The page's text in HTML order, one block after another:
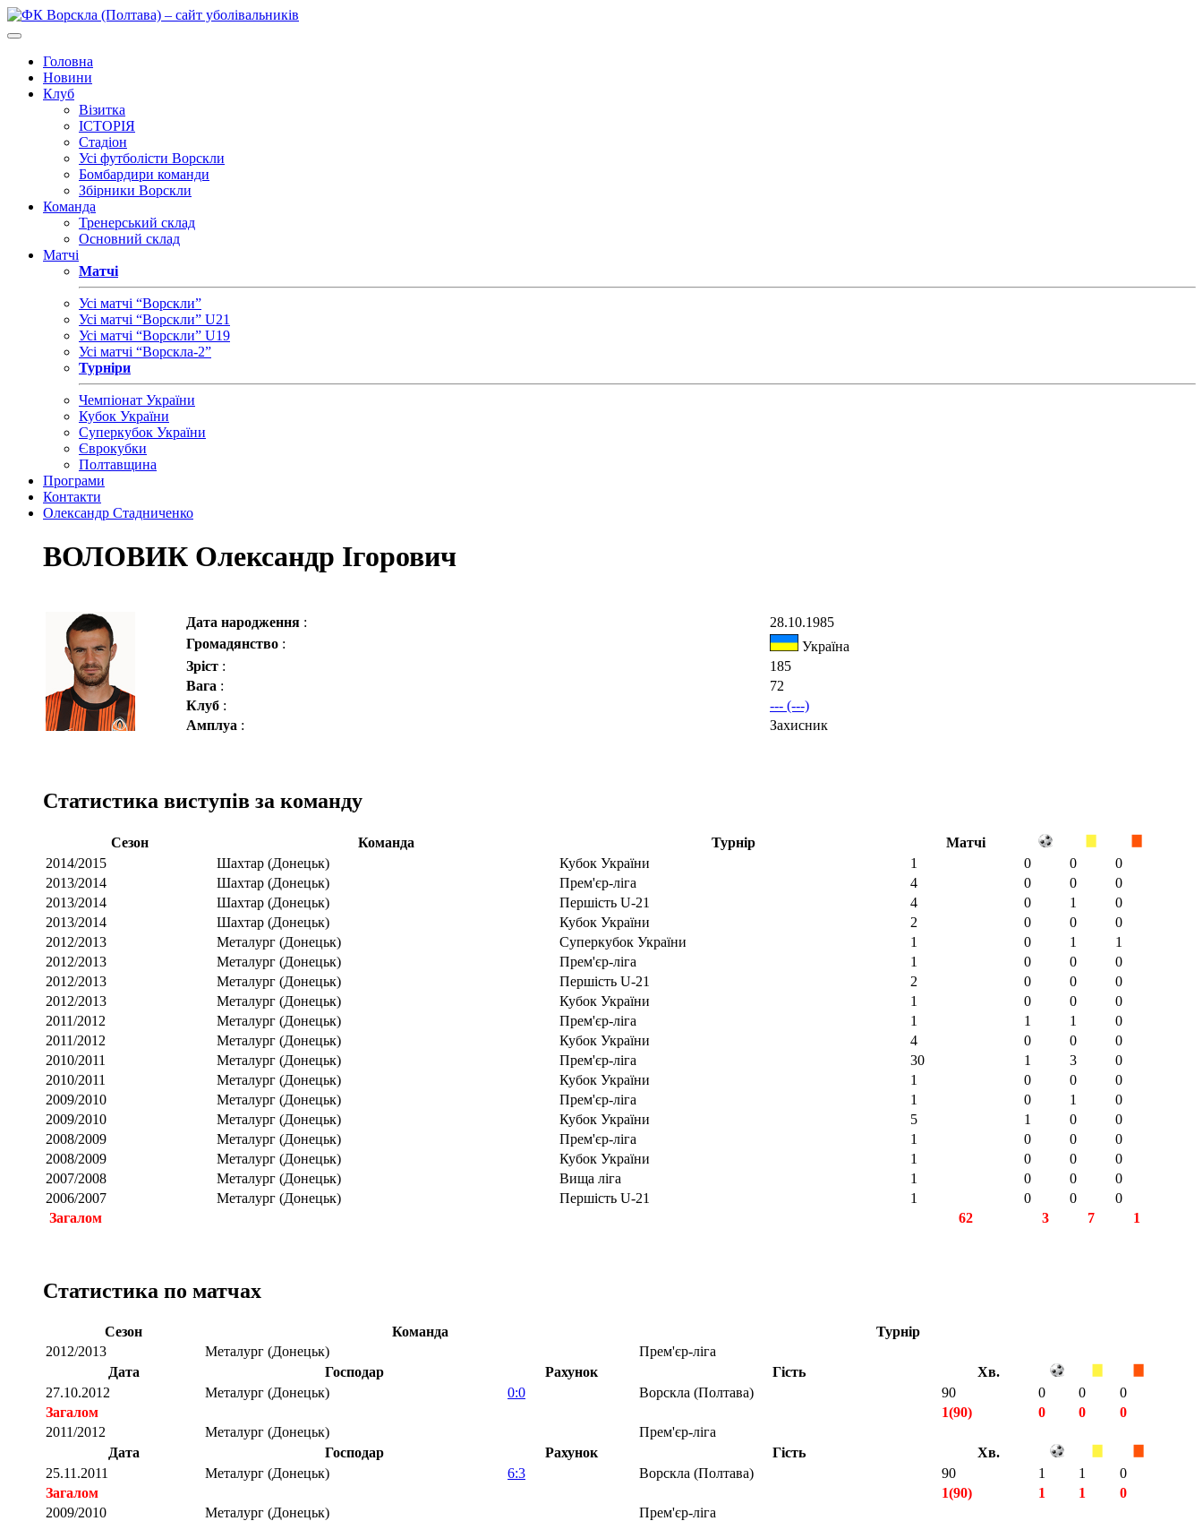
Головна
Новини
Клуб
Візитка
ІСТОРІЯ
Стадіон
Усі футболісти Ворскли
Бомбардири команди
Збірники Ворскли
Команда
Тренерський склад
Основний склад
Матчі
Матчі
Усі матчі “Ворскли”
Усі матчі “Ворскли” U21
Усі матчі “Ворскли” U19
Усі матчі “Ворскла-2”
Турніри
Чемпіонат України
Кубок України
Суперкубок України
Єврокубки
Полтавщина
Програми
Контакти
Олександр Стадниченко
ВОЛОВИК Олександр Ігорович
Дата народження :
28.10.1985
Громадянство :
Україна
Зріст :
185
Вага :
72
Клуб :
--- (---)
Амплуа : Захисник
Статистика виступів за команду
Сезон Команда Турнір
Матчі
2014/2015
Шахтар (Донецьк) Кубок України 1 0 0
0
2013/2014
Шахтар (Донецьк) Прем'єр-ліга 4 0 0
0
2013/2014
Шахтар (Донецьк) Першість U-21 4 0 1
0
2013/2014
Шахтар (Донецьк) Кубок України 2 0 0
0
2012/2013
Металург (Донецьк) Суперкубок України 1 0 1
1
2012/2013
Металург (Донецьк) Прем'єр-ліга 1 0 0
0
2012/2013
Металург (Донецьк) Першість U-21 2 0 0
0
2012/2013
Металург (Донецьк) Кубок України 1 0 0
0
2011/2012
Металург (Донецьк) Прем'єр-ліга 1 1 1
0
2011/2012
Металург (Донецьк) Кубок України 4 0 0
0
2010/2011
Металург (Донецьк) Прем'єр-ліга 30 1 3
0
2010/2011
Металург (Донецьк) Кубок України 1 0 0
0
2009/2010
Металург (Донецьк) Прем'єр-ліга 1 0 1
0
2009/2010
Металург (Донецьк) Кубок України 5 1 0
0
2008/2009
Металург (Донецьк) Прем'єр-ліга 1 0 0
0
2008/2009
Металург (Донецьк) Кубок України 1 0 0
0
2007/2008
Металург (Донецьк) Вища ліга 1 0 0
0
2006/2007
Металург (Донецьк) Першість U-21 1 0 0
0
Загалом
62 3 7 1
Статистика по матчах
Сезон Команда
Турнір
2012/2013
Металург (Донецьк)
Прем'єр-ліга
Дата
Господар Рахунок Гість
Хв.
27.10.2012
Металург (Донецьк) 0:0 Ворскла (Полтава) 90 0 0
0
Загалом
1(90) 0 0
0
2011/2012
Металург (Донецьк)
Прем'єр-ліга
Дата
Господар Рахунок Гість
Хв.
25.11.2011
Металург (Донецьк) 6:3 Ворскла (Полтава) 90 1 1
0
Загалом
1(90) 1 1
0
2009/2010
Металург (Донецьк)
Прем'єр-ліга